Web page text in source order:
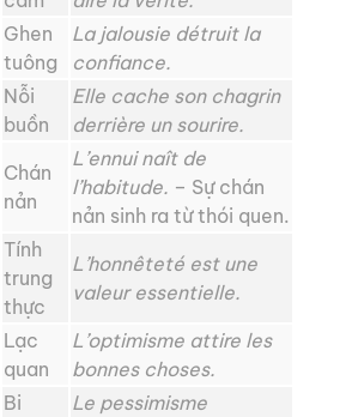
Ghen
tuông
La jalousie détruit la
confiance.
Nỗi
buồn
Elle cache son chagrin
derrière un sourire.
Chán
nản
L’ennui naît de
l’habitude. – Sự chán
nản sinh ra từ thói quen.
Tính
trung
thực
L’honnêteté est une
valeur essentielle.
Lạc
quan
L’optimisme attire les
bonnes choses.
Bi Le pessimisme